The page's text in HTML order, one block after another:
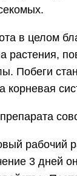
в целом
растения,
Побеги
корневая
рабочий
3 дней